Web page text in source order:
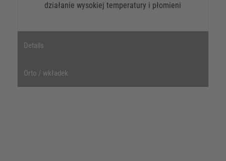
działanie wysokiej temperatury i płomieni
Details
Orto / wkładek